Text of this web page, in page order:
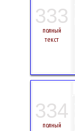
333
полный
текст
334
полный